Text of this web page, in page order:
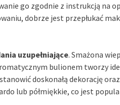
go zgodnie z instrukcją na
dobrze jest przepłukać
uzupełniające. Smażona
bulionem tworzy
doskonałą dekorację
lub półmiękkie, co jest